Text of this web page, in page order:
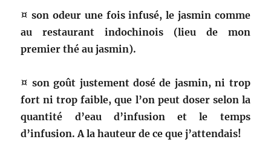
¤ son odeur une fois infusé, le jasmin comme
au restaurant indochinois (lieu de mon
premier thé au jasmin).
¤ son goût justement dosé de jasmin, ni trop
fort ni trop faible, que l’on peut doser selon la
quantité d’eau d’infusion et le temps
d’infusion. A la hauteur de ce que j’attendais!